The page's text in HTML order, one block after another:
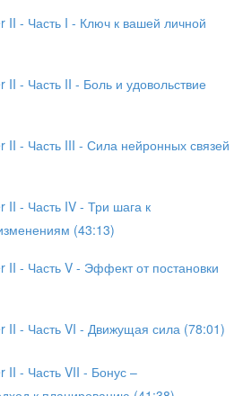
II - Часть I - Ключ к вашей личной
II - Часть II - Боль и удовольствие
II - Часть III - Сила нейронных связей
II - Часть IV - Три шага к
(43:13)
II - Часть V - Эффект от постановки
II - Часть VI - Движущая сила (78:01)
II - Часть VII - Бонус –